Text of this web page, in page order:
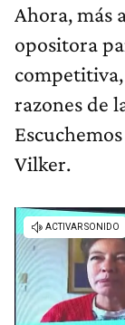
Ahora, más
opositora
razones de
Vilker.